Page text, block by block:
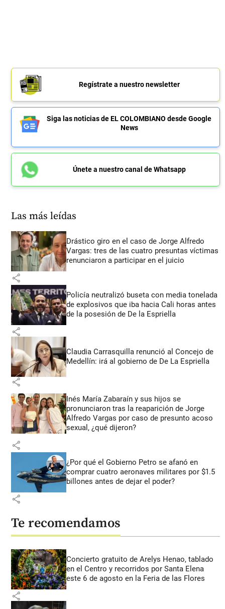
Regístrate a nuestro newsletter
Siga las noticias de EL COLOMBIANO desde Google
News
Únete a nuestro canal de Whatsapp
Las más leídas
Drástico giro en el caso de Jorge Alfredo
Vargas: tres de las cuatro presuntas víctimas
renunciaron a participar en el juicio
share
Policía neutralizó buseta con media tonelada
de explosivos que iba hacia Cali horas antes
de la posesión de De la Espriella
share
Claudia Carrasquilla renunció al Concejo de
Medellín: irá al gobierno de De La Espriella
share
Inés María Zabaraín y sus hijos se
pronunciaron tras la reaparición de Jorge
Alfredo Vargas por caso de presunto acoso
sexual, ¿qué dijeron?
share
¿Por qué el Gobierno Petro se afanó en
comprar cuatro aeronaves militares por $1.5
billones antes de dejar el poder?
share
Te recomendamos
Concierto gratuito de Arelys Henao, tablado
en el Centro y recorridos por Santa Elena
este 6 de agosto en la Feria de las Flores
share